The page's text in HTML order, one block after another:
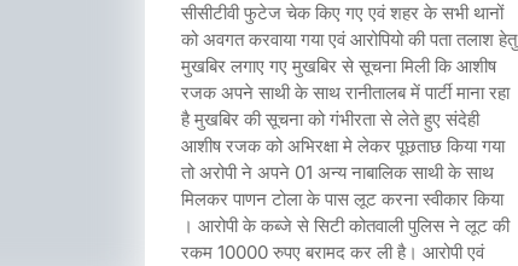
सीसीटीवी फुटेज चेक किए गए एवं शहर के सभी थानों
को अवगत करवाया गया एवं आरोपियो की पता तलाश हेतु
मुखबिर लगाए गए मुखबिर से सूचना मिली कि आशीष
रजक अपने साथी के साथ रानीतालब में पार्टी माना रहा
है मुखबिर की सूचना को गंभीरता से लेते हुए संदेही
आशीष रजक को अभिरक्षा मे लेकर पूछताछ किया गया
तो अरोपी ने अपने 01 अन्य नाबालिक साथी के साथ
मिलकर पाणन टोला के पास लूट करना स्वीकार किया
। आरोपी के कब्जे से सिटी कोतवाली पुलिस ने लूट की
रकम 10000 रुपए बरामद कर ली है। आरोपी एवं